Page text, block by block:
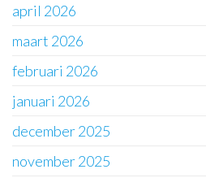
april 2026
maart 2026
februari 2026
januari 2026
december 2025
november 2025